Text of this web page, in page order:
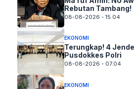
Rebutan Tambang!
08-08-2026 - 15.04
EKONOMI
Terungkap! 4
Pusdokkes Polri
08-08-2026 - 07.04
EKONOMI